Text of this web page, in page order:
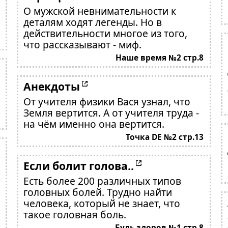
О мужской невнимательности к
деталям ходят легенды. Но в
действительности многое из того,
что рассказывают - миф.
Наше время №2 стр.8
Анекдоты
От учителя физики Вася узнал, что
Земля вертится. А от учителя труда -
на чём именно она вертится.
Точка DE №2 стр.13
Если болит голова..
Есть более 200 различных типов
головных болей. Трудно найти
человека, который не знает, что
такое головная боль.